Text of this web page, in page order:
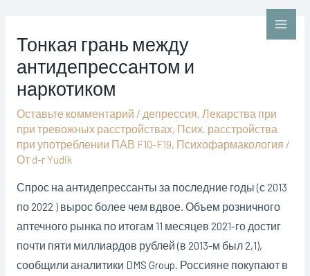
содержимому
Main
Тонкая грань между
антидепрессантом и
наркотиком
Оставьте комментарий / депрессия, Лекарства при
при тревожных расстройствах, Псих. расстройства
при употреблении ПАВ F10-F19, Психофармакология /
От d-r Yudik
Спрос на антидепрессанты за последние годы (с 2013
по 2022 ) вырос более чем вдвое. Объем розничного
аптечного рынка по итогам 11 месяцев 2021-го достиг
почти пяти миллиардов рублей (в 2013-м был 2,1),
сообщили аналитики DMS Group. Россияне покупают в